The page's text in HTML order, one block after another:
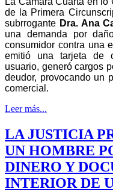
de la Primera
subrrogante Dra. Ana
una demanda por
consumidor contra una
emitió una tarjeta de
usuario, generó cargos
deudor, provocando un
comercial.
Leer más...
LA JUSTICIA
UN HOMBRE
DINERO Y
INTERIOR DE